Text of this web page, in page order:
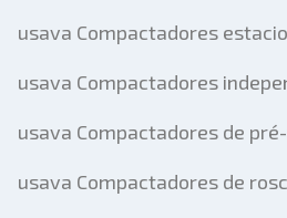
usava Compactadores
usava Compactadores
usava Compactadores de
usava Compactadores de